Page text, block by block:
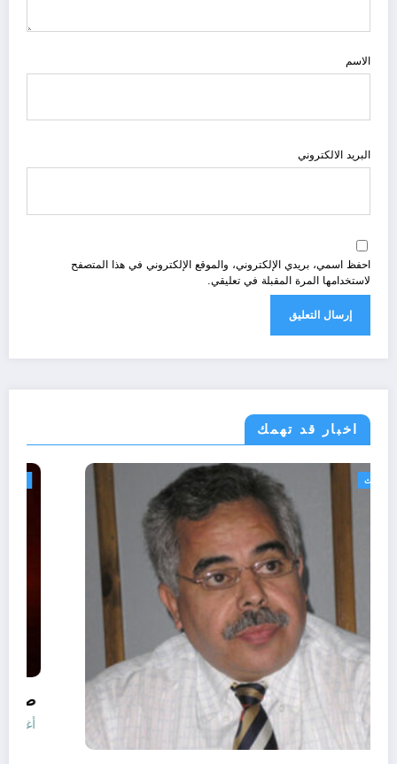
الاسم
البريد الالكتروني
احفظ اسمي، بريدي الإلكتروني، والموقع الإلكتروني في هذا المتصفح
لاستخدامها المرة المقبلة في تعليقي.
اخبار قد تهمك